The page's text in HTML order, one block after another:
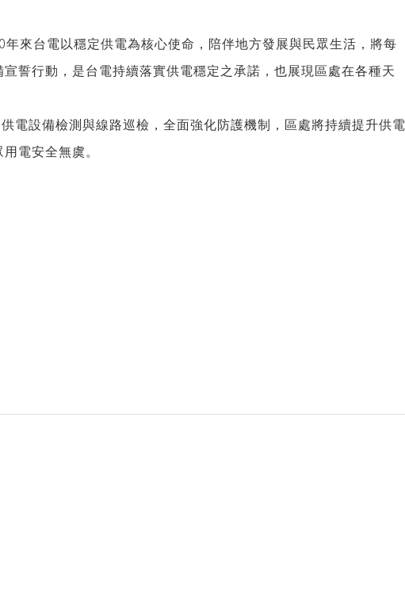
年來台電以穩定供電為核心使命，陪伴地方發展與民眾生活，將每
誓行動，是台電持續落實供電穩定之承諾，也展現區處在各種天
電設備檢測與線路巡檢，全面強化防護機制，區處將持續提升供電
電安全無虞。